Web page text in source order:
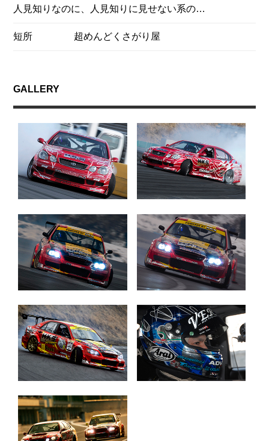
人見知りなのに、人見知りに見せない系の…
短所 超めんどくさがり屋
GALLERY